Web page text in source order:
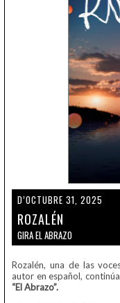
D’OCTUBRE 31, 2025
ROZALÉN
GIRA EL ABRAZO
Rozalén, una de las
autor en español,
“El Abrazo”.